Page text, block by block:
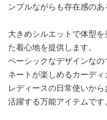
ンプルながらも存在感のあ
大きめシルエットで体型
た着心地を提供します。
ベーシックなデザインな
ネートが楽しめるカーディ
レディースの日常使いか
活躍する万能アイテムです。